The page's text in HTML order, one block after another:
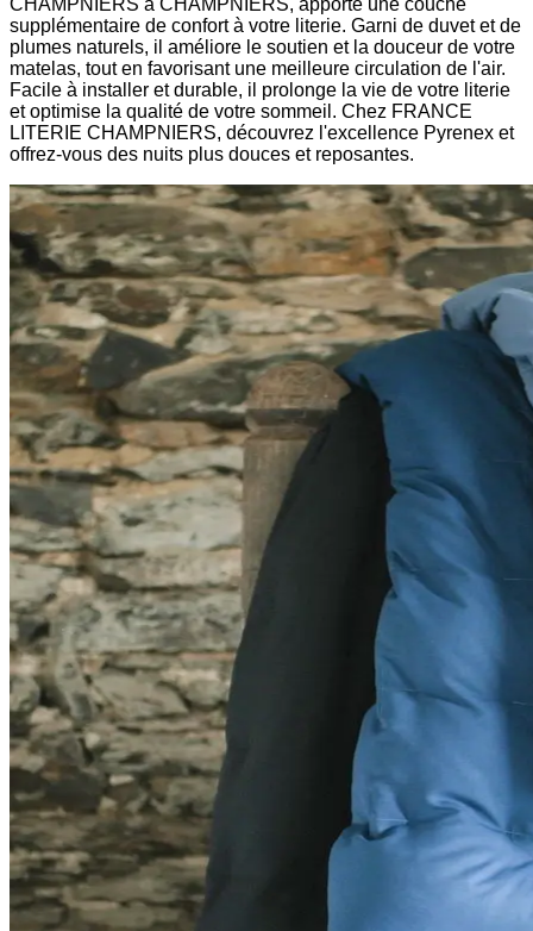
CHAMPNIERS à CHAMPNIERS, apporte une couche
supplémentaire de confort à votre literie. Garni de duvet et de
plumes naturels, il améliore le soutien et la douceur de votre
matelas, tout en favorisant une meilleure circulation de l'air.
Facile à installer et durable, il prolonge la vie de votre literie
et optimise la qualité de votre sommeil. Chez FRANCE
LITERIE CHAMPNIERS, découvrez l'excellence Pyrenex et
offrez-vous des nuits plus douces et reposantes.